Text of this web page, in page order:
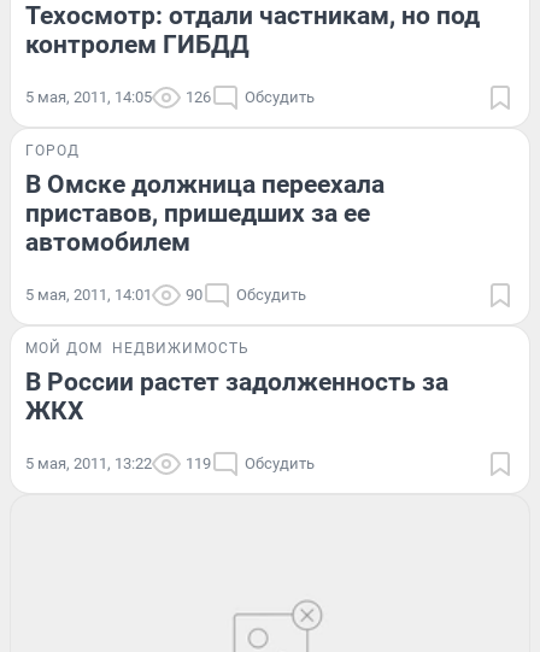
Техосмотр: отдали частникам, но под
контролем ГИБДД
5 мая, 2011, 14:05 126 Обсудить
ГОРОД
В Омске должница переехала
приставов, пришедших за ее
автомобилем
5 мая, 2011, 14:01 90 Обсудить
МОЙ ДОМ НЕДВИЖИМОСТЬ
В России растет задолженность за
ЖКХ
5 мая, 2011, 13:22 119 Обсудить